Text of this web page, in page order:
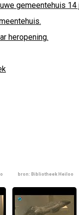
gemeentehuis 14
heropening.
bron: Bibliotheek Heiloo